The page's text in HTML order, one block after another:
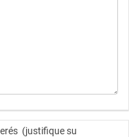
(justifique su